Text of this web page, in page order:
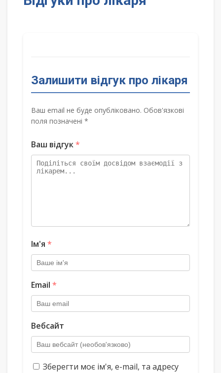
Залишити відгук про лікаря
Ваш email не буде опубліковано. Обов'язкові
поля позначені *
Ваш відгук*
Ім'я *
Email *
Вебсайт
Зберегти моє ім'я, e-mail, та адресу